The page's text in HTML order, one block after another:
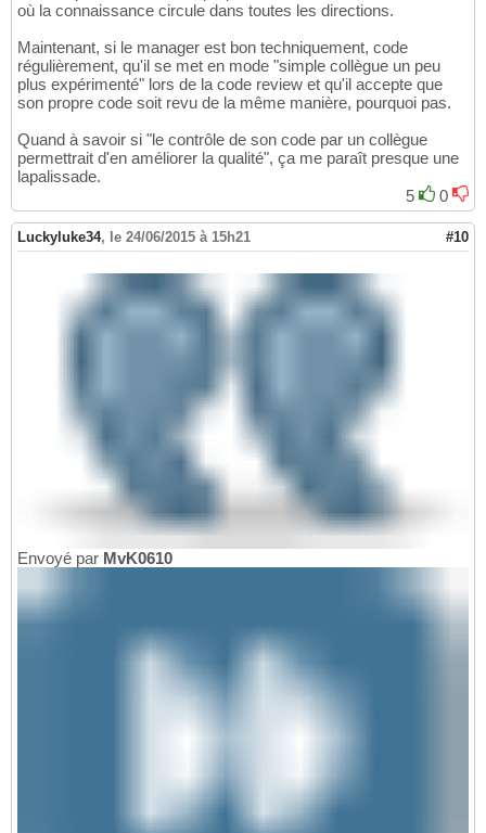
où la connaissance circule dans toutes les directions.
Maintenant, si le manager est bon techniquement, code
régulièrement, qu'il se met en mode "simple collègue un peu
plus expérimenté" lors de la code review et qu'il accepte que
son propre code soit revu de la même manière, pourquoi pas.
Quand à savoir si "le contrôle de son code par un collègue
permettrait d'en améliorer la qualité", ça me paraît presque une
lapalissade.
5
0
Luckyluke34, le 24/06/2015 à 15h21 #10
Envoyé par MvK0610